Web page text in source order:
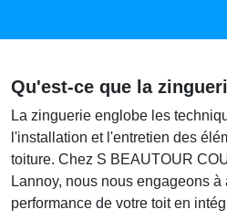
Qu'est-ce que la
La zinguerie englobe les
l'installation et l'entretien des
toiture. Chez S BEAUTOUR
Lannoy, nous nous engageons
performance de votre toit en